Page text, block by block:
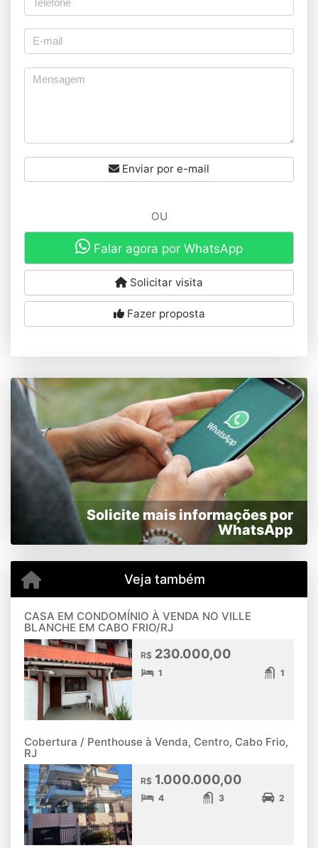
Enviar por e-mail
OU
Falar agora por WhatsApp
Solicitar visita
Fazer proposta
Solicite mais informações por
WhatsApp
Veja também
CASA EM CONDOMÍNIO À VENDA NO VILLE
BLANCHE EM CABO FRIO/RJ
R$ 230.000,00
1 1
Cobertura / Penthouse à Venda, Centro, Cabo Frio,
RJ
R$ 1.000.000,00
4 3 2